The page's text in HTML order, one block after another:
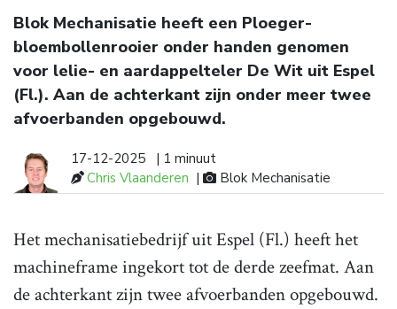
Blok Mechanisatie heeft een Ploeger-
bloembollenrooier onder handen genomen
voor lelie- en aardappelteler De Wit uit Espel
(Fl.). Aan de achterkant zijn onder meer twee
afvoerbanden opgebouwd.
17-12-2025
| 1 minuut
Chris Vlaanderen | Blok Mechanisatie
Het mechanisatiebedrijf uit Espel (Fl.) heeft het
machineframe ingekort tot de derde zeefmat. Aan
de achterkant zijn twee afvoerbanden opgebouwd.